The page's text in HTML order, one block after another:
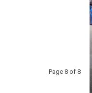
Page 8 of 8